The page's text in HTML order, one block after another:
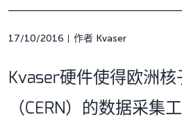
17/10/2016 作者 Kvaser
Kvaser硬件使得欧洲
（CERN）的数据采集